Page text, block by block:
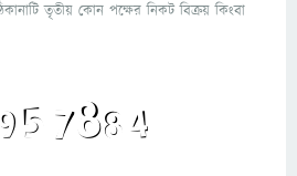
তৃতীয় কোন পক্ষের নিকট বিক্রয় কিংবা